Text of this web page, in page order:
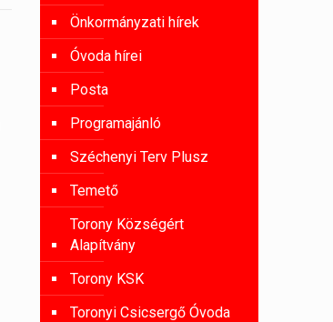
Önkormányzati hírek
Óvoda hírei
Posta
Programajánló
Széchenyi Terv Plusz
Temető
Torony Községért
Alapítvány
Torony KSK
Toronyi Csicsergő Óvoda